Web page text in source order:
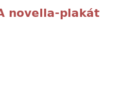
novella-plakát